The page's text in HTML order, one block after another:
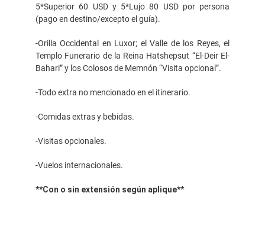
5*Superior 60 USD y 5*Lujo 80 USD por persona
(pago en destino/excepto el guía).
-Orilla Occidental en Luxor; el Valle de los Reyes, el
Templo Funerario de la Reina Hatshepsut “El-Deir El-
Bahari” y los Colosos de Memnón “Visita opcional”.
-Todo extra no mencionado en el itinerario.
-Comidas extras y bebidas.
-Visitas opcionales.
-Vuelos internacionales.
**Con o sin extensión según aplique**